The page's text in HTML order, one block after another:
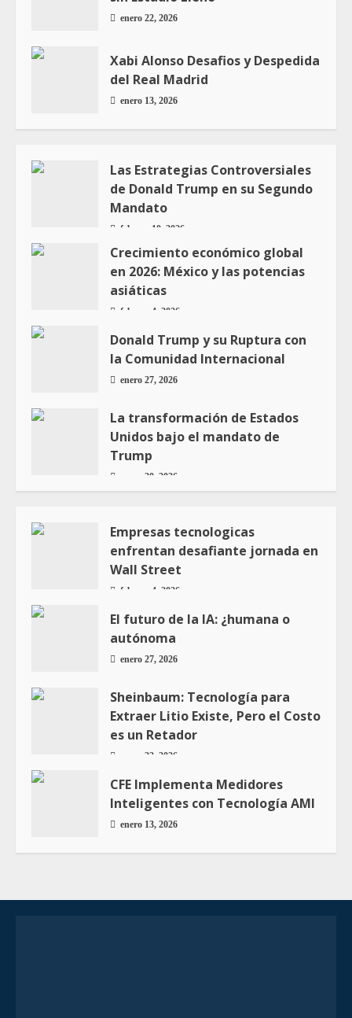
enero 22, 2026
Xabi Alonso Desafios y Despedida
del Real Madrid
enero 13, 2026
Las Estrategias Controversiales
de Donald Trump en su Segundo
Mandato
febrero 10, 2026
Crecimiento económico global
en 2026: México y las potencias
asiáticas
febrero 4, 2026
Donald Trump y su Ruptura con
la Comunidad Internacional
enero 27, 2026
La transformación de Estados
Unidos bajo el mandato de
Trump
enero 20, 2026
Empresas tecnologicas
enfrentan desafiante jornada en
Wall Street
febrero 4, 2026
El futuro de la IA: ¿humana o
autónoma
enero 27, 2026
Sheinbaum: Tecnología para
Extraer Litio Existe, Pero el Costo
es un Retador
enero 22, 2026
CFE Implementa Medidores
Inteligentes con Tecnología AMI
enero 13, 2026